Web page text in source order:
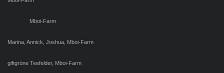
Mboi-Farm
Marina, Annick, Joshua, Mboi-Farm
giftgrüne Teefelder, Mboi-Farm